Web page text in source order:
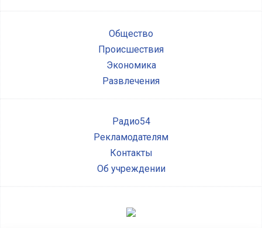
Общество
Происшествия
Экономика
Развлечения
Радио54
Рекламодателям
Контакты
Об учреждении